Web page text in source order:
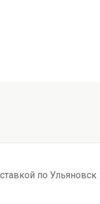
по Ульяновск